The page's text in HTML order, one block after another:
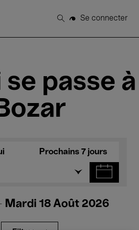
Rechercher
Se connecter
se passe à
Prochains 7 jours
Mardi 18 Août 2026